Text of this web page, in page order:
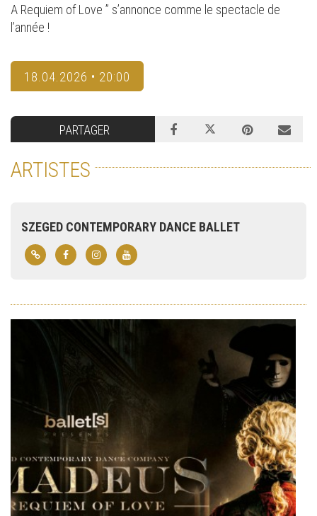
A Requiem of Love ” s’annonce comme le spectacle de
l’année !
18.04.2026 • 20:00
PARTAGER
ARTISTES
SZEGED CONTEMPORARY DANCE BALLET